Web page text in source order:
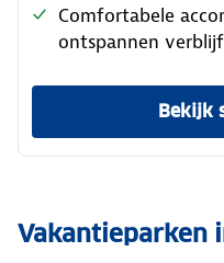
Comfortabele
ontspannen verblijf
Bekijk
Vakantieparken